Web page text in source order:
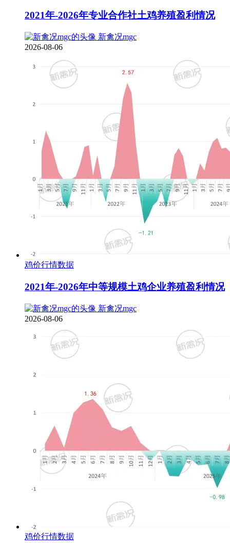
2021年-2026年专业合作社土鸡养殖盈利情况
新禽况mgc
2026-08-06
鸡价行情数据
2021年-2026年中等规模土鸡企业养殖盈利情况
新禽况mgc
2026-08-06
鸡价行情数据